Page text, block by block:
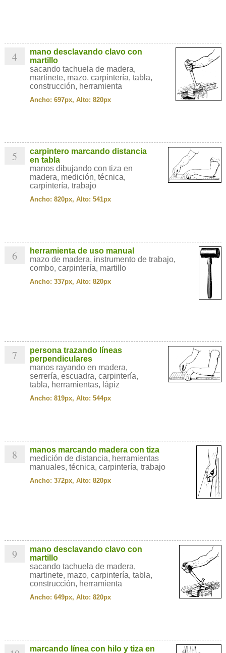
4
mano desclavando clavo con
martillo
sacando tachuela de madera,
martinete, mazo, carpintería, tabla,
construcción, herramienta
Ancho: 697px, Alto: 820px
5
carpintero marcando distancia
en tabla
manos dibujando con tiza en
madera, medición, técnica,
carpintería, trabajo
Ancho: 820px, Alto: 541px
6
herramienta de uso manual
mazo de madera, instrumento de trabajo,
combo, carpintería, martillo
Ancho: 337px, Alto: 820px
7
persona trazando líneas
perpendiculares
manos rayando en madera,
serrería, escuadra, carpintería,
tabla, herramientas, lápiz
Ancho: 819px, Alto: 544px
8
manos marcando madera con tiza
medición de distancia, herramientas
manuales, técnica, carpintería, trabajo
Ancho: 372px, Alto: 820px
9
mano desclavando clavo con
martillo
sacando tachuela de madera,
martinete, mazo, carpintería, tabla,
construcción, herramienta
Ancho: 649px, Alto: 820px
marcando línea con hilo y tiza en